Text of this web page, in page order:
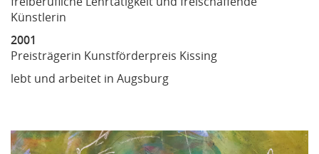
Künstlerin
2001
Preisträgerin Kunstförderpreis Kissing
lebt und arbeitet in Augsburg